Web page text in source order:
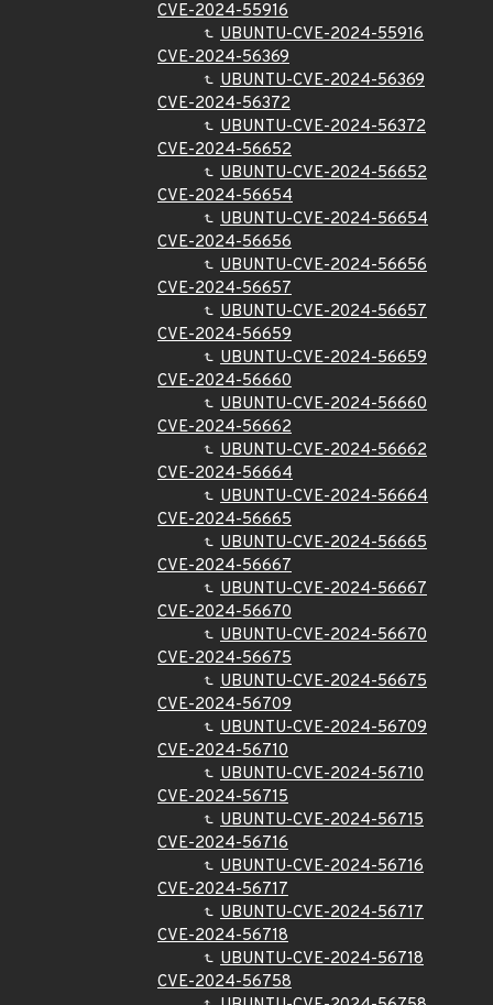
CVE-2024-55916
UBUNTU-CVE-2024-55916
CVE-2024-56369
UBUNTU-CVE-2024-56369
CVE-2024-56372
UBUNTU-CVE-2024-56372
CVE-2024-56652
UBUNTU-CVE-2024-56652
CVE-2024-56654
UBUNTU-CVE-2024-56654
CVE-2024-56656
UBUNTU-CVE-2024-56656
CVE-2024-56657
UBUNTU-CVE-2024-56657
CVE-2024-56659
UBUNTU-CVE-2024-56659
CVE-2024-56660
UBUNTU-CVE-2024-56660
CVE-2024-56662
UBUNTU-CVE-2024-56662
CVE-2024-56664
UBUNTU-CVE-2024-56664
CVE-2024-56665
UBUNTU-CVE-2024-56665
CVE-2024-56667
UBUNTU-CVE-2024-56667
CVE-2024-56670
UBUNTU-CVE-2024-56670
CVE-2024-56675
UBUNTU-CVE-2024-56675
CVE-2024-56709
UBUNTU-CVE-2024-56709
CVE-2024-56710
UBUNTU-CVE-2024-56710
CVE-2024-56715
UBUNTU-CVE-2024-56715
CVE-2024-56716
UBUNTU-CVE-2024-56716
CVE-2024-56717
UBUNTU-CVE-2024-56717
CVE-2024-56718
UBUNTU-CVE-2024-56718
CVE-2024-56758